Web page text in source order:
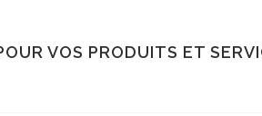
VOS PRODUITS ET